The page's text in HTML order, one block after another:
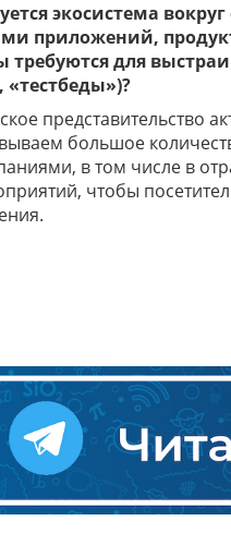
экосистема
приложений,
для
представительство
большое
в том числе в
чтобы